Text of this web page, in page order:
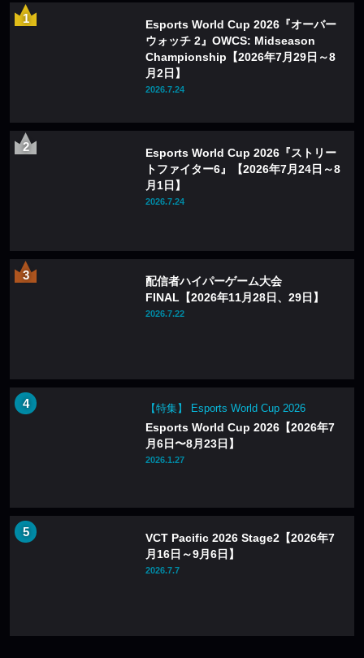
Esports World Cup 2026『オーバー
ウォッチ 2』OWCS: Midseason
Championship【2026年7月29日～8
月2日】
2026.7.24
Esports World Cup 2026『ストリー
トファイター6』【2026年7月24日～8
月1日】
2026.7.24
配信者ハイパーゲーム大会
FINAL【2026年11月28日、29日】
2026.7.22
【特集】 Esports World Cup 2026
Esports World Cup 2026【2026年7
月6日〜8月23日】
2026.1.27
VCT Pacific 2026 Stage2【2026年7
月16日～9月6日】
2026.7.7